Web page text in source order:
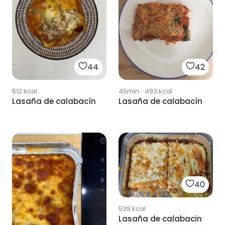
44
612kcal
Lasaña de calabacín
42
45min · 493 kcal
Lasaña de calabacín
40
539 kcal
Lasaña de calabacin